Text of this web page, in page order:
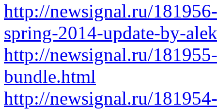
http://newsignal.ru/
spring-2014-update-by-
http://newsignal.ru/
bundle.html
http://newsignal.ru/